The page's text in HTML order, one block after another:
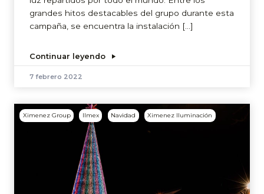
grandes hitos destacables del grupo durante esta
campaña, se encuentra la instalación […]
Continuar leyendo
7 febrero 2022
Ximenez Group Ilmex Navidad Ximenez Iluminación